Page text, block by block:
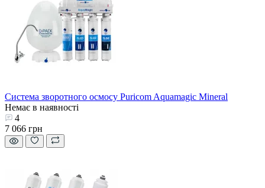
Система зворотного осмосу Puricom Aquamagic Mineral
Немає в наявності
4
7 066 грн